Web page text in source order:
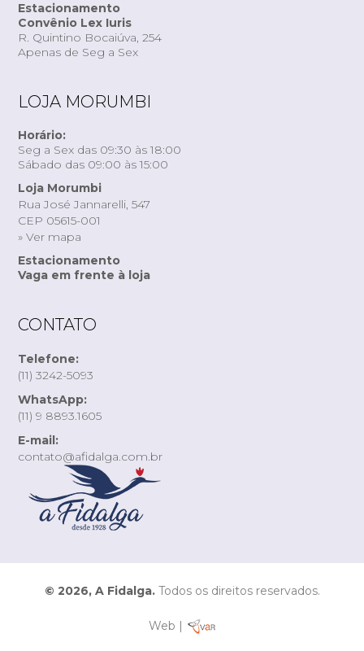
Estacionamento
Convênio Lex Iuris
R. Quintino Bocaiúva, 254
Apenas de Seg a Sex
LOJA MORUMBI
Horário:
Seg a Sex das 09:30 às 18:00
Sábado das 09:00 às 15:00
Loja Morumbi
Rua José Jannarelli, 547
CEP 05615-001
» Ver mapa
Estacionamento
Vaga em frente à loja
CONTATO
Telefone:
(11) 3242-5093
WhatsApp:
(11) 9 8893.1605
E-mail:
contato@afidalga.com.br
© 2026, A Fidalga.Todos os direitos reservados.
Web |